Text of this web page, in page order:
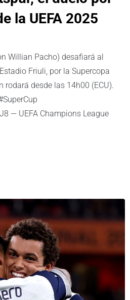
la UEFA 2025
Willian Pacho) desafiará al
Friuli, por la Supercopa
rodará desde las 14h00 (ECU).
— UEFA Champions League